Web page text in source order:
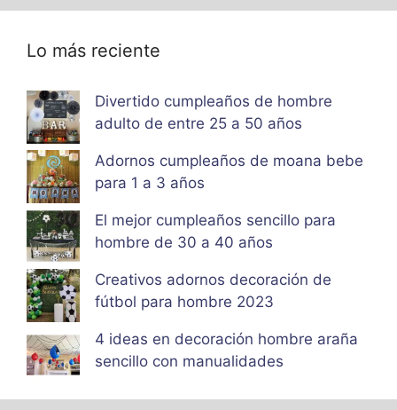
Lo más reciente
Divertido cumpleaños de hombre
adulto de entre 25 a 50 años
Adornos cumpleaños de moana bebe
para 1 a 3 años
El mejor cumpleaños sencillo para
hombre de 30 a 40 años
Creativos adornos decoración de
fútbol para hombre 2023
4 ideas en decoración hombre araña
sencillo con manualidades